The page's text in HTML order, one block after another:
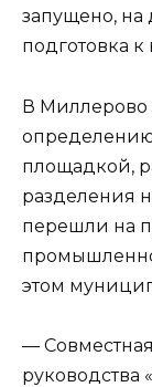
запущено, на
подготовка к
В Миллерово
площадкой,
разделения
перешли на
этом
— Совместная
руководства